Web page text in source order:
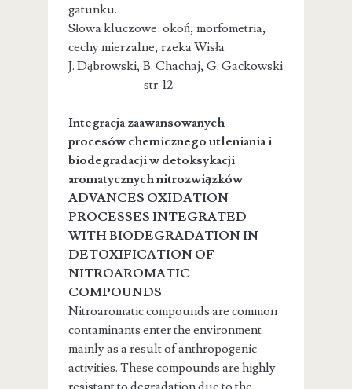
gatunku.
Słowa kluczowe: okoń, morfometria,
cechy mierzalne, rzeka Wisła
J. Dąbrowski, B. Chachaj, G. Gackowski
str. 12
Integracja zaawansowanych
procesów chemicznego utleniania i
biodegradacji w detoksykacji
aromatycznych nitrozwiązków
ADVANCES OXIDATION
PROCESSES INTEGRATED
WITH BIODEGRADATION IN
DETOXIFICATION OF
NITROAROMATIC
COMPOUNDS
Nitroaromatic compounds are common
contaminants enter the environment
mainly as a result of anthropogenic
activities. These compounds are highly